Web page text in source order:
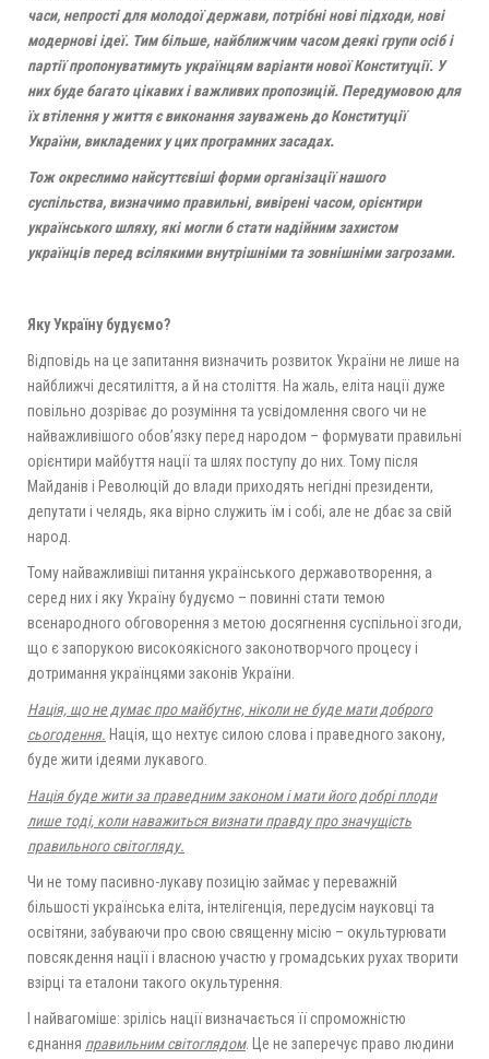
часи, непрості для молодої держави, потрібні нові підходи, нові
модернові ідеї. Тим більше, найближчим часом деякі групи осіб і
партії пропонуватимуть українцям варіанти нової Конституції. У
нихбуде багато цікавих і важливих пропозицій. Передумовою для
їх втілення у життя є виконання зауважень до Конституції
України, викладених у цих програмних засадах.
Тож окреслимо найсуттєвіші форми організації нашого
суспільства, визначимо правильні, вивірені часом, орієнтири
українського шляху, які могли б стати надійним захистом
українців перед всілякими внутрішніми та зовнішніми загрозами.
Яку Україну будуємо?
Відповідь на це запитання визначить розвиток України не лише на
найближчі десятиліття, а й на століття. На жаль, еліта нації дуже
повільно дозріває до розуміння та усвідомлення свого чи не
найважливішого обов’язку перед народом – формувати правильні
орієнтири майбуття нації та шлях поступу до них. Тому після
Майданів і Революцій до влади приходять негідні президенти,
депутати і челядь, яка вірно служить їм і собі, але не дбає за свій
народ.
Тому найважливіші питання українського державотворення, а
серед них і яку Україну будуємо – повинні стати темою
всенародного обговорення з метою досягнення суспільної згоди,
що є запорукою високоякісного законотворчого процесу і
дотримання українцями законів України.
Нація, що не думає про майбутнє, ніколи не буде мати доброго
сьогодення. Нація, що нехтує силою слова і праведного закону,
буде жити ідеями лукавого.
Нація буде жити за праведним законом і мати його добрі плоди
лише тоді, коли наважиться визнати правду про значущість
правильного світогляду.
Чи не тому пасивно-лукаву позицію займає у переважній
більшості українська еліта, інтелігенція, передусім науковці та
освітяни, забуваючи про свою священну місію – окультурювати
повсякдення нації і власною участю у громадських рухах творити
взірці та еталони такого окультурення.
І найвагоміше: зрілісь нації визначається її спроможністю
єднання правильним світоглядом. Це не заперечує право людини